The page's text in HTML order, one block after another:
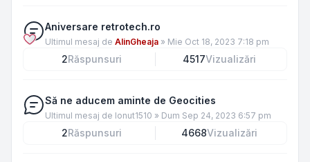
Aniversare retrotech.ro
Ultimul mesaj de AlinGheaja » Mie Oct 18, 2023 7:18 pm
2Răspunsuri 4517Vizualizări
Să ne aducem aminte de Geocities
Ultimul mesaj de Ionut1510 » Dum Sep 24, 2023 6:57 pm
2Răspunsuri 4668Vizualizări